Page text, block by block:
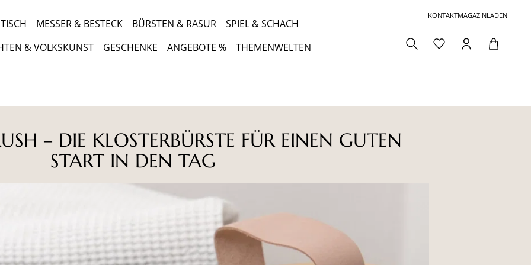
KONTAKTMAGAZINLADEN
MESSER & BESTECK BÜRSTEN & RASUR
SPIEL & SCHACH
& VOLKSKUNST
GESCHENKE ANGEBOTE % THEMENWELTEN
– DIE KLOSTERBÜRSTE FÜR EINEN GUTEN
START IN DEN TAG